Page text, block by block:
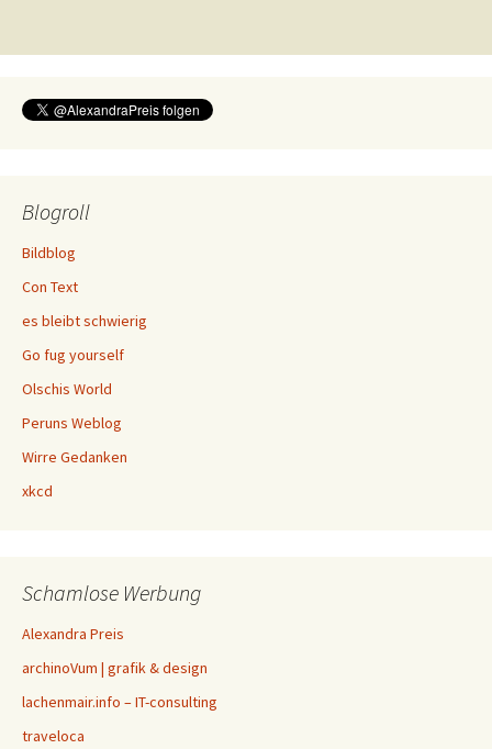
Blogroll
Bildblog
Con Text
es bleibt schwierig
Go fug yourself
Olschis World
Peruns Weblog
Wirre Gedanken
xkcd
Schamlose Werbung
Alexandra Preis
archinoVum | grafik & design
lachenmair.info – IT-consulting
traveloca